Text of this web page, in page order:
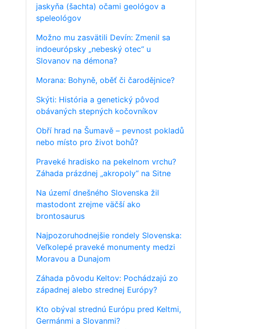
jaskyňa (šachta) očami geológov a
speleológov
Možno mu zasvätili Devín: Zmenil sa
indoeurópsky „nebeský otec“ u
Slovanov na démona?
Morana: Bohyně, oběť či čarodějnice?
Skýti: História a genetický pôvod
obávaných stepných kočovníkov
Obří hrad na Šumavě – pevnost pokladů
nebo místo pro život bohů?
Praveké hradisko na pekelnom vrchu?
Záhada prázdnej „akropoly“ na Sitne
Na území dnešného Slovenska žil
mastodont zrejme väčší ako
brontosaurus
Najpozoruhodnejšie rondely Slovenska:
Veľkolepé praveké monumenty medzi
Moravou a Dunajom
Záhada pôvodu Keltov: Pochádzajú zo
západnej alebo strednej Európy?
Kto obýval strednú Európu pred Keltmi,
Germánmi a Slovanmi?